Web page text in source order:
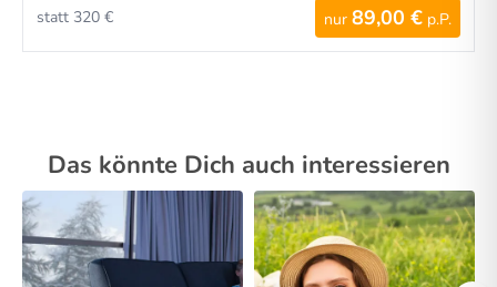
nur 89,00 € p.P.
statt 320 €
Das könnte Dich auch interessieren